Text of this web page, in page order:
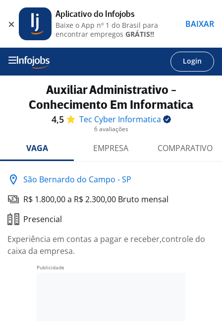
Login
Auxiliar Administrativo -
Conhecimento Em Informatica
4,5 Tec Cyber Informatica
6 avaliações
VAGA EMPRESA COMPARATIVO
São Bernardo do Campo - SP
R$ 1.800,00 a R$ 2.300,00 Bruto mensal
Presencial
Experiência em contas a pagar e receber,controle do
caixa da empresa.
Aplicativo do Infojobs
Baixe o App nº 1 do Brasil para
encontrar empregos GRÁTIS!!
BAIXAR